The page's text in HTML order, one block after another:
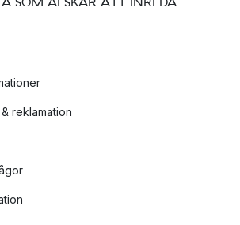
reklamation